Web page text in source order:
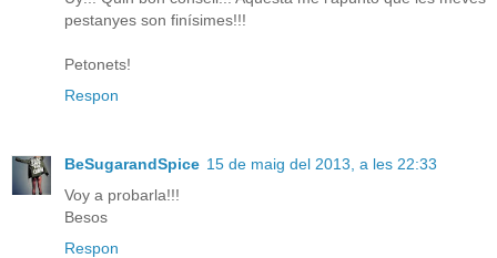
pestanyes son finísimes!!!
Petonets!
Respon
BeSugarandSpice 15 de maig del 2013, a les 22:33
Voy a probarla!!!
Besos
Respon